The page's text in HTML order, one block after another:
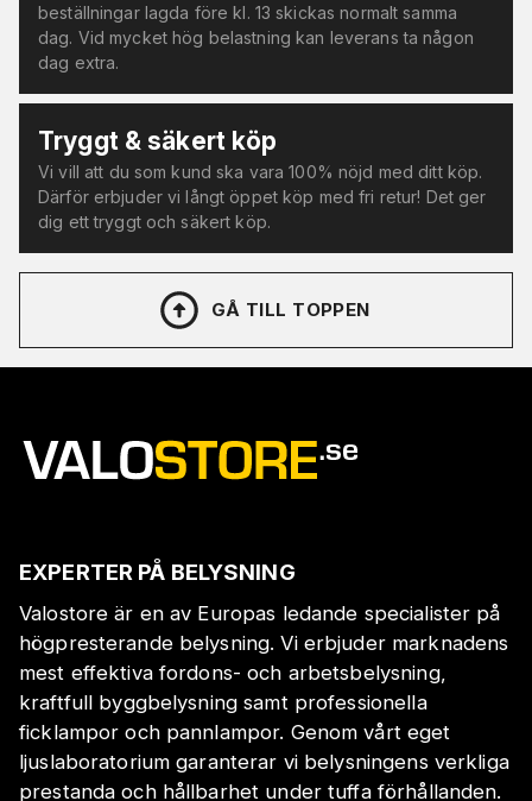
beställningar lagda före kl. 13 skickas normalt samma
dag. Vid mycket hög belastning kan leverans ta någon
dag extra.
Tryggt & säkert köp
Vi vill att du som kund ska vara 100% nöjd med ditt köp.
Därför erbjuder vi långt öppet köp med fri retur! Det ger
dig ett tryggt och säkert köp.
GÅ TILL TOPPEN
EXPERTER PÅ BELYSNING
Valostore är en av Europas ledande specialister på
högpresterande belysning. Vi erbjuder marknadens
mest effektiva fordons- och arbetsbelysning,
kraftfull byggbelysning samt professionella
ficklampor och pannlampor. Genom vårt eget
ljuslaboratorium garanterar vi belysningens verkliga
prestanda och hållbarhet under tuffa förhållanden.